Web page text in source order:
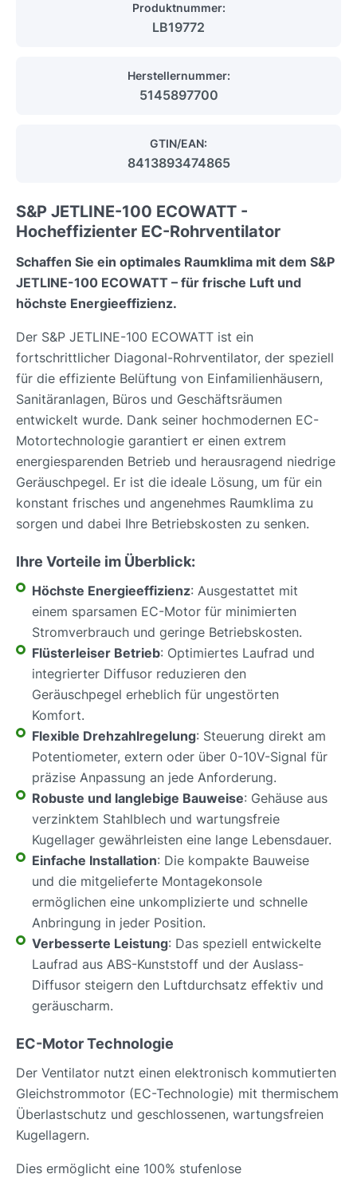
Produktnummer:
LB19772
Herstellernummer:
5145897700
GTIN/EAN:
8413893474865
S&P JETLINE-100 ECOWATT -
Hocheffizienter EC-Rohrventilator
Schaffen Sie ein optimales Raumklima mit dem S&P
JETLINE-100 ECOWATT – für frische Luft und
höchste Energieeffizienz.
Der S&P JETLINE-100 ECOWATT ist ein
fortschrittlicher Diagonal-Rohrventilator, der speziell
für die effiziente Belüftung von Einfamilienhäusern,
Sanitäranlagen, Büros und Geschäftsräumen
entwickelt wurde. Dank seiner hochmodernen EC-
Motortechnologie garantiert er einen extrem
energiesparenden Betrieb und herausragend niedrige
Geräuschpegel. Er ist die ideale Lösung, um für ein
konstant frisches und angenehmes Raumklima zu
sorgen und dabei Ihre Betriebskosten zu senken.
Ihre Vorteile im Überblick:
Höchste Energieeffizienz: Ausgestattet mit
einem sparsamen EC-Motor für minimierten
Stromverbrauch und geringe Betriebskosten.
Flüsterleiser Betrieb: Optimiertes Laufrad und
integrierter Diffusor reduzieren den
Geräuschpegel erheblich für ungestörten
Komfort.
Flexible Drehzahlregelung: Steuerung direkt am
Potentiometer, extern oder über 0-10V-Signal für
präzise Anpassung an jede Anforderung.
Robuste und langlebige Bauweise: Gehäuse aus
verzinktem Stahlblech und wartungsfreie
Kugellager gewährleisten eine lange Lebensdauer.
Einfache Installation: Die kompakte Bauweise
und die mitgelieferte Montagekonsole
ermöglichen eine unkomplizierte und schnelle
Anbringung in jeder Position.
Verbesserte Leistung: Das speziell entwickelte
Laufrad aus ABS-Kunststoff und der Auslass-
Diffusor steigern den Luftdurchsatz effektiv und
geräuscharm.
EC-Motor Technologie
Der Ventilator nutzt einen elektronisch kommutierten
Gleichstrommotor (EC-Technologie) mit thermischem
Überlastschutz und geschlossenen, wartungsfreien
Kugellagern.
Dies ermöglicht eine 100% stufenlose